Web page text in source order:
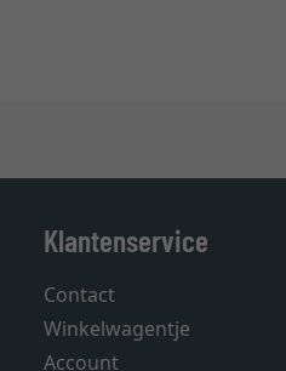
Klantenservice
Contact
Winkelwagentje
Account